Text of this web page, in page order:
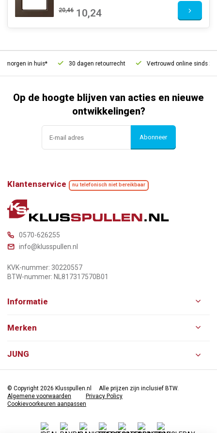
20,46 10,24
in huis* 30 dagen retourrecht Vertrouwd online sinds 2006
Op de hoogte blijven van acties en nieuwe
ontwikkelingen?
Abonneer
Klantenservice nu telefonisch niet bereikbaar
0570-626255
info@klusspullen.nl
KVK-nummer: 30220557
BTW-nummer: NL817317570B01
Informatie
Merken
JUNG
© Copyright 2026 Klusspullen.nl
Alle prijzen zijn inclusief BTW.
Algemene voorwaarden
Privacy Policy
Cookievoorkeuren aanpassen